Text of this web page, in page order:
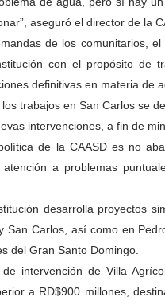
aseguró el director de la
de los comunitarios,
con el propósito de
definitivas en materia de
trabajos en San Carlos se
intervenciones, a fin de
de la CAASD es no
atención a problemas
desarrolla proyectos
San Carlos, así como en
del Gran Santo Domingo.
intervención de Villa
a RD$900 millones,